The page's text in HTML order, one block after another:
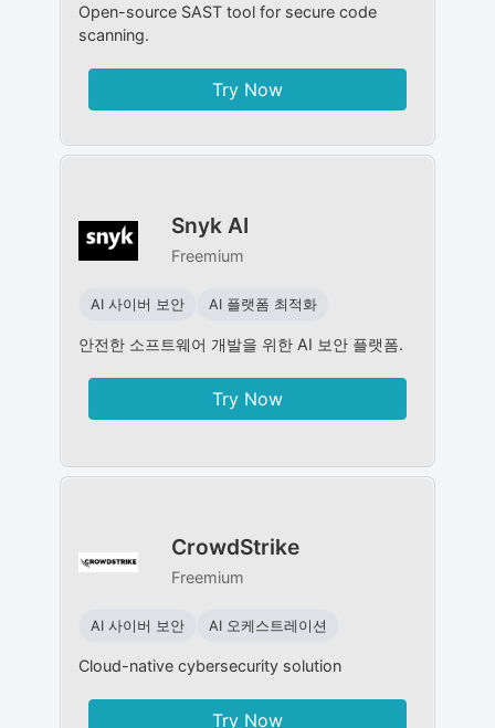
Open-source SAST tool for secure code
scanning.
Try Now
Snyk AI
Freemium
AI 사이버 보안 AI 플랫폼 최적화
안전한 소프트웨어 개발을 위한 AI 보안 플랫폼.
Try Now
CrowdStrike
Freemium
AI 사이버 보안 AI 오케스트레이션
Cloud-native cybersecurity solution
Try Now